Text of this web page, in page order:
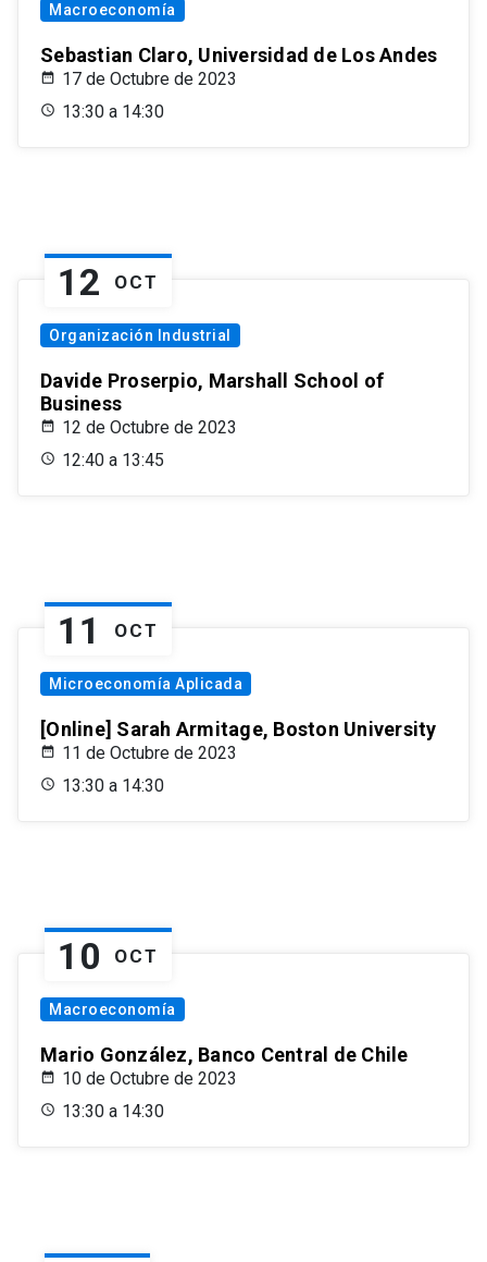
Macroeconomía
Sebastian Claro, Universidad de Los Andes
17 de Octubre de 2023
13:30 a 14:30
12 OCT
Organización Industrial
Davide Proserpio, Marshall School of
Business
12 de Octubre de 2023
12:40 a 13:45
11 OCT
Microeconomía Aplicada
[Online] Sarah Armitage, Boston University
11 de Octubre de 2023
13:30 a 14:30
10 OCT
Macroeconomía
Mario González, Banco Central de Chile
10 de Octubre de 2023
13:30 a 14:30